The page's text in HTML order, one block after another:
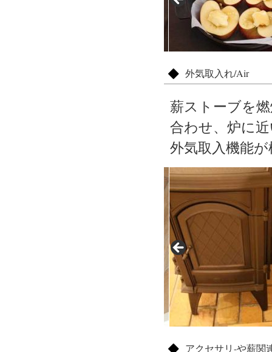
外気取入れ/Air
薪ストーブを
合わせ、炉に
外気取入機能
アクセサリ-や薪関